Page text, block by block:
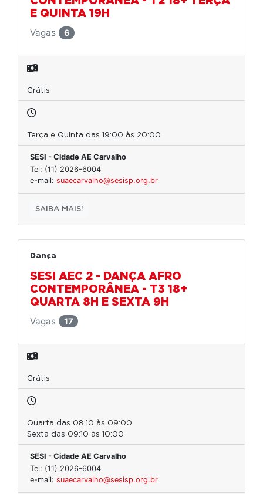
E QUINTA 19H
Vagas
6
Grátis
Terça e Quinta das 19:00 às 20:00
SESI - Cidade AE Carvalho
Tel: (11) 2026-6004
e-mail: suaecarvalho@sesisp.org.br
SAIBA MAIS!
Dança
SESI AEC 2 - DANÇA AFRO
CONTEMPORÂNEA - T3 18+
QUARTA 8H E SEXTA 9H
Vagas
17
Grátis
Quarta das 08:10 às 09:00
Sexta das 09:10 às 10:00
SESI - Cidade AE Carvalho
Tel: (11) 2026-6004
e-mail: suaecarvalho@sesisp.org.br